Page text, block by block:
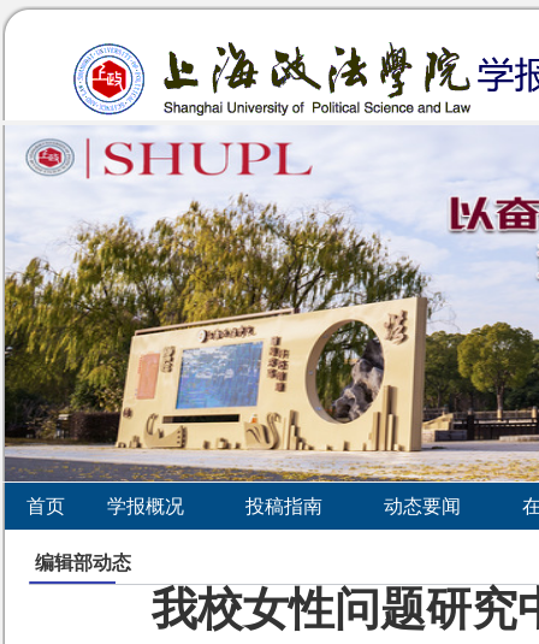
首页 学报概况 投稿指南 动态要闻
编辑部动态
我校女性问题研究